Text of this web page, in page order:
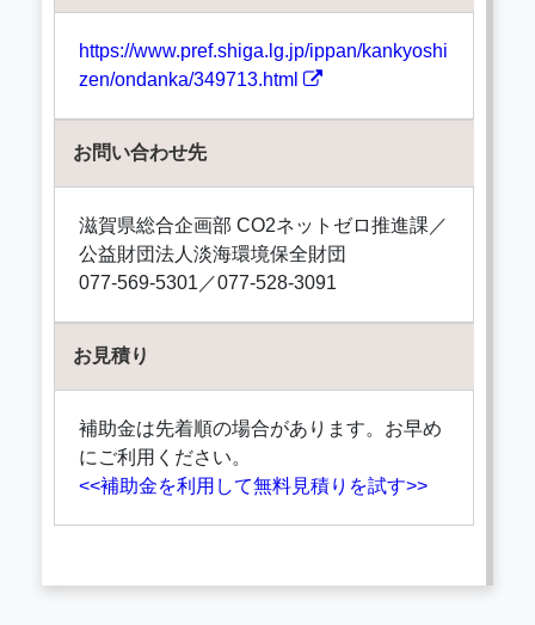
https://www.pref.shiga.lg.jp/ippan/kankyoshi
zen/ondanka/349713.html
お問い合わせ先
滋賀県総合企画部 CO2ネットゼロ推進課／
公益財団法人淡海環境保全財団
077-569-5301／077-528-3091
お見積り
補助金は先着順の場合があります。お早め
にご利用ください。
<<補助金を利用して無料見積りを試す>>